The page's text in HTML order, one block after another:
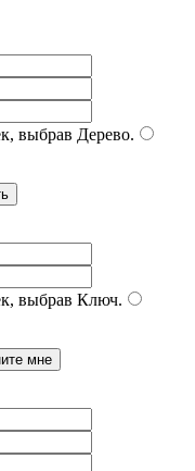
выбрав Дерево.
выбрав Ключ.